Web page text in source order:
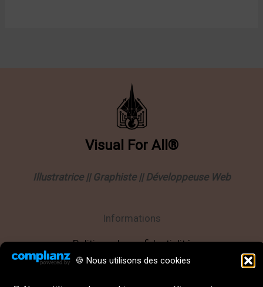
🍪 Nous utilisons des cookies
Visual For All®
Illustratrice || Graphiste || Développeuse Web
Informations
Politique de confidentialité
Mentions légales